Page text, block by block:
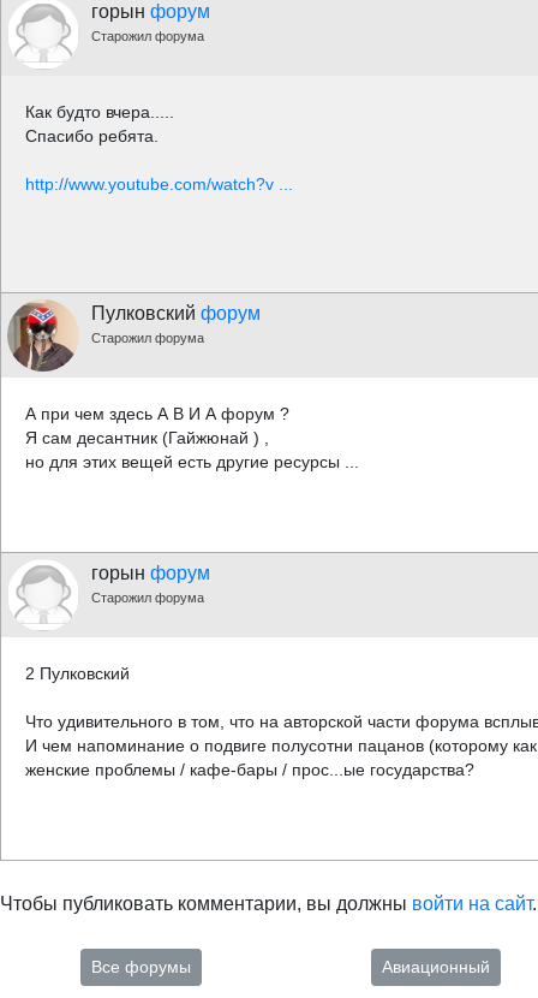
горын форум
Старожил форума
Как будто вчера.....
Спасибо ребята.
http://www.youtube.com/watch?v ...
Пулковский форум
Старожил форума
А при чем здесь А В И А форум ?
Я сам десантник (Гайжюнай ) ,
но для этих вещей есть другие ресурсы ...
горын форум
Старожил форума
2 Пулковский
Что удивительного в том, что на авторской части форума
И чем напоминание о подвиге полусотни пацанов (которому
женские проблемы / кафе-бары / прос...ые государства?
Чтобы публиковать комментарии, вы должны войти на сайт.
Все форумы Авиационный